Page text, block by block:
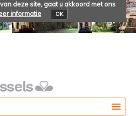
deze site, gaat u akkoord met ons
informatie OK